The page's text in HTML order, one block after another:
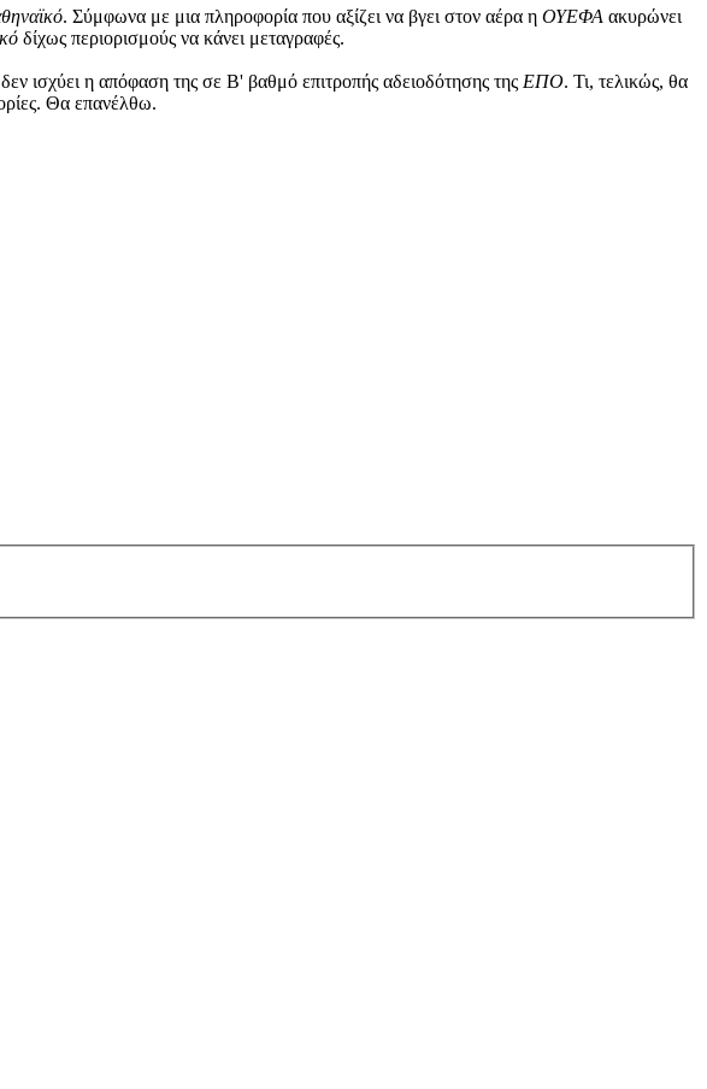
. Σύμφωνα με μια πληροφορία που αξίζει να βγει στον αέρα η ΟΥΕΦΑ ακυρώνει
δίχως περιορισμούς να κάνει μεταγραφές.
ισχύει η απόφαση της σε Β' βαθμό επιτροπής αδειοδότησης της ΕΠΟ. Τι, τελικώς, θα
Θα επανέλθω.